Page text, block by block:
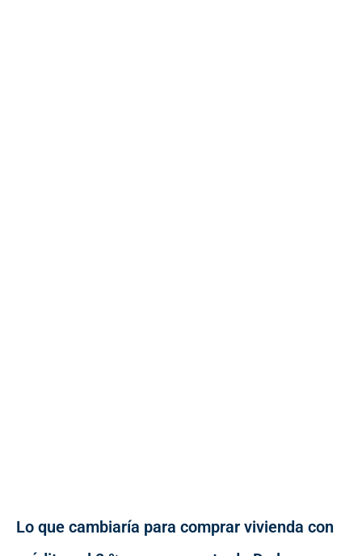
Lo que cambiaría para comprar vivienda con